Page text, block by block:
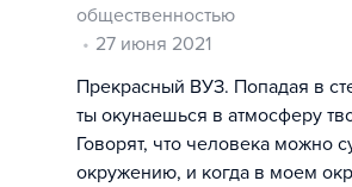
общественностью
27 июня 2021
Прекрасный ВУЗ. Попадая в
ты окунаешься в атмосферу
Говорят, что человека можно
окружению, и когда в моем